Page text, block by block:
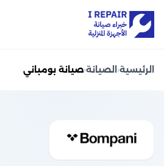
الرئيسية‹ الصيانة‹صيانة بومباني